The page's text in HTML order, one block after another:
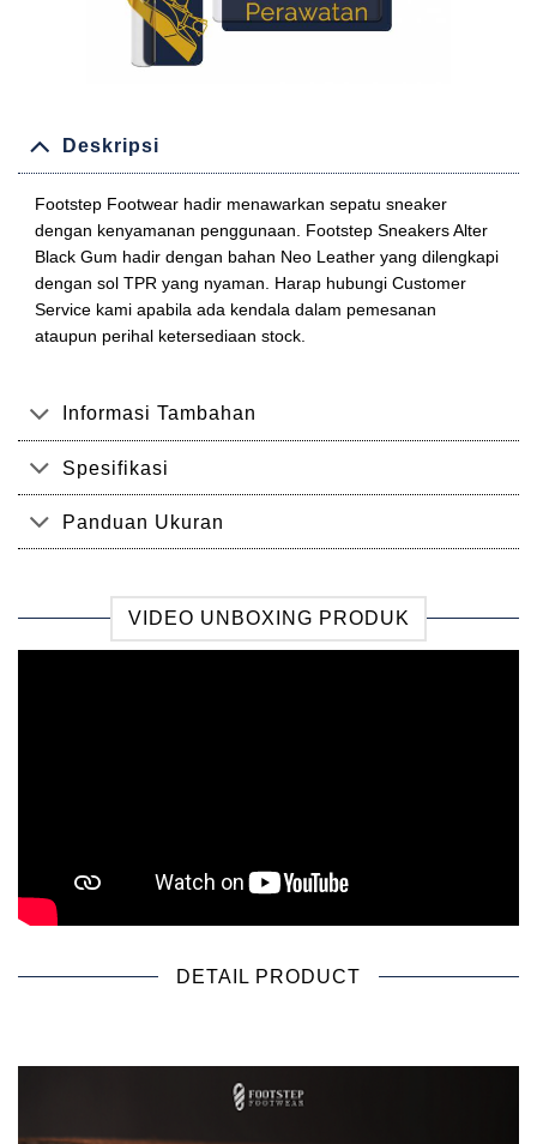
Deskripsi
Footstep Footwear hadir menawarkan sepatu sneaker
dengan kenyamanan penggunaan. Footstep Sneakers Alter
Black Gum hadir dengan bahan Neo Leather yang dilengkapi
dengan sol TPR yang nyaman. Harap hubungi Customer
Service kami apabila ada kendala dalam pemesanan
ataupun perihal ketersediaan stock.
Informasi Tambahan
Spesifikasi
Panduan Ukuran
VIDEO UNBOXING PRODUK
DETAIL PRODUCT